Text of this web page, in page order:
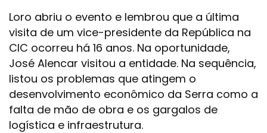
Loro abriu o evento e lembrou que a última
visita de um vice-presidente da República na
CIC ocorreu há 16 anos. Na oportunidade,
José Alencar visitou a entidade. Na sequência,
listou os problemas que atingem o
desenvolvimento econômico da Serra como a
falta de mão de obra e os gargalos de
logística e infraestrutura.